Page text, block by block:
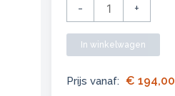
- +
In winkelwagen
Prijs vanaf: € 194,00